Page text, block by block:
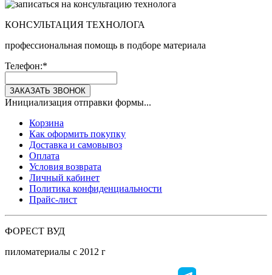
КОНСУЛЬТАЦИЯ ТЕХНОЛОГА
профессиональная помощь в подборе материала
Телефон:*
ЗАКАЗАТЬ ЗВОНОК
Инициализация отправки формы...
Корзина
Как оформить покупку
Доставка и самовывоз
Оплата
Условия возврата
Личный кабинет
Политика конфиденциальности
Прайс-лист
ФОРЕСТ ВУД
пиломатериалы с 2012 г